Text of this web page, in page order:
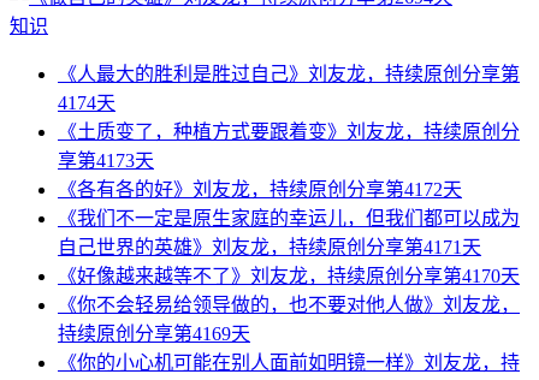
知识
《人最大的胜利是胜过自己》刘友龙，持续原创分享第
4174天
《土质变了，种植方式要跟着变》刘友龙，持续原创分
享第4173天
《各有各的好》刘友龙，持续原创分享第4172天
《我们不一定是原生家庭的幸运儿，但我们都可以成为
自己世界的英雄》刘友龙，持续原创分享第4171天
《好像越来越等不了》刘友龙，持续原创分享第4170天
《你不会轻易给领导做的，也不要对他人做》刘友龙，
持续原创分享第4169天
《你的小心机可能在别人面前如明镜一样》刘友龙，持